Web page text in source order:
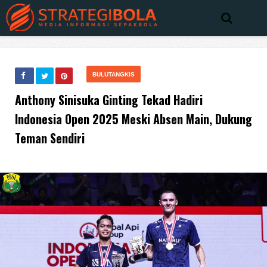
BULUTANGKIS
Anthony Sinisuka Ginting Tekad Hadiri
Indonesia Open 2025 Meski Absen Main, Dukung
Teman Sendiri